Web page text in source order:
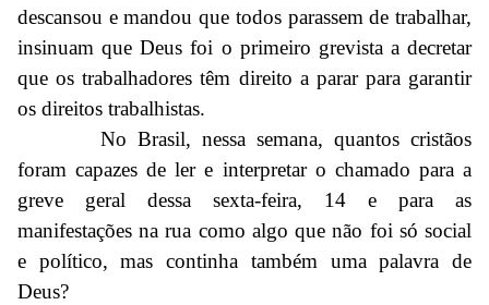
descansou e mandou que todos parassem de trabalhar,
insinuam que Deus foi o primeiro grevista a decretar
que os trabalhadores têm direito a parar para garantir
os direitos trabalhistas.
No Brasil, nessa semana, quantos cristãos
foram capazes de ler e interpretar o chamado para a
greve geral dessa sexta-feira, 14 e para as
manifestações na rua como algo que não foi só social
e político, mas continha também uma palavra de
Deus?